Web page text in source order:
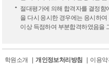
절대평가에 의해 합격자를 결정함
을 다시 응시한 경우에는 응시하
이상 득점하여 부분합격하였음을
학원소개 개인정보처리방침 이용약